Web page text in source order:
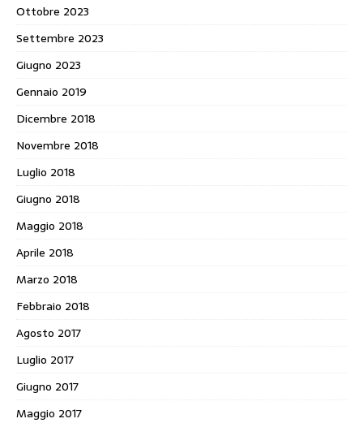
Ottobre 2023
Settembre 2023
Giugno 2023
Gennaio 2019
Dicembre 2018
Novembre 2018
Luglio 2018
Giugno 2018
Maggio 2018
Aprile 2018
Marzo 2018
Febbraio 2018
Agosto 2017
Luglio 2017
Giugno 2017
Maggio 2017